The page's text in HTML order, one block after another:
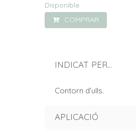
Disponible
quantitat
desfatigant
"soin
yeux"
COMPRAR
INDICAT PER...
Contorn d’ulls.
APLICACIÓ